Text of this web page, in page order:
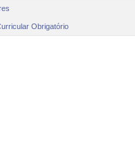
Obrigatório